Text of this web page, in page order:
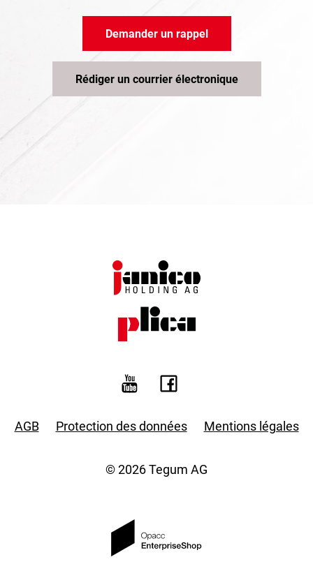
Demander un rappel
Rédiger un courrier électronique
AGB Protection des données Mentions légales
© 2026 Tegum AG